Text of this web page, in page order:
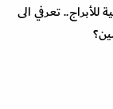
للأبراج.. تعرفي الى